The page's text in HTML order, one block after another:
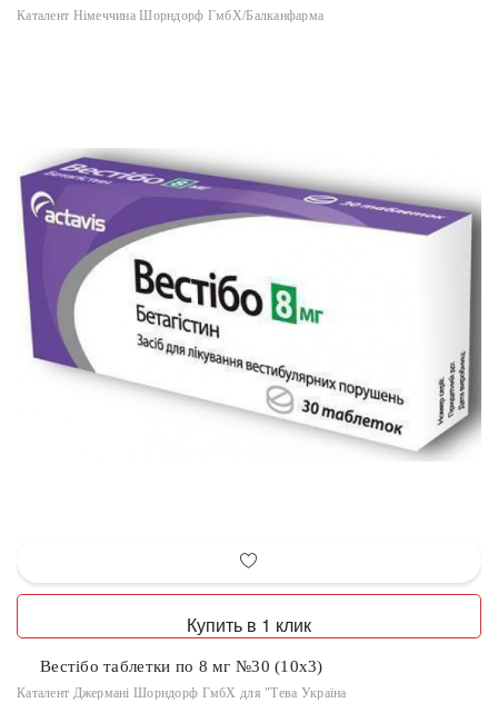
Каталент Німеччина Шорндорф ГмбХ/Балканфарма
Купить в 1 клик
Вестібо таблетки по 8 мг №30 (10х3)
Каталент Джермані Шорндорф ГмбХ для "Тева Україна